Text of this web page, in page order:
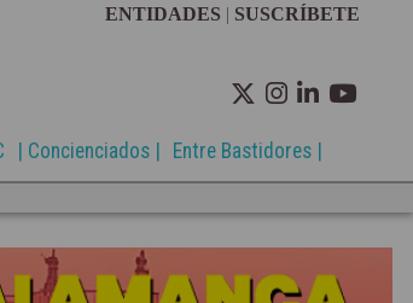
ENTIDADES | SUSCRÍBETE
| Concienciados | Entre Bastidores |